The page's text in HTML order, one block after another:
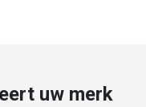
uw merk